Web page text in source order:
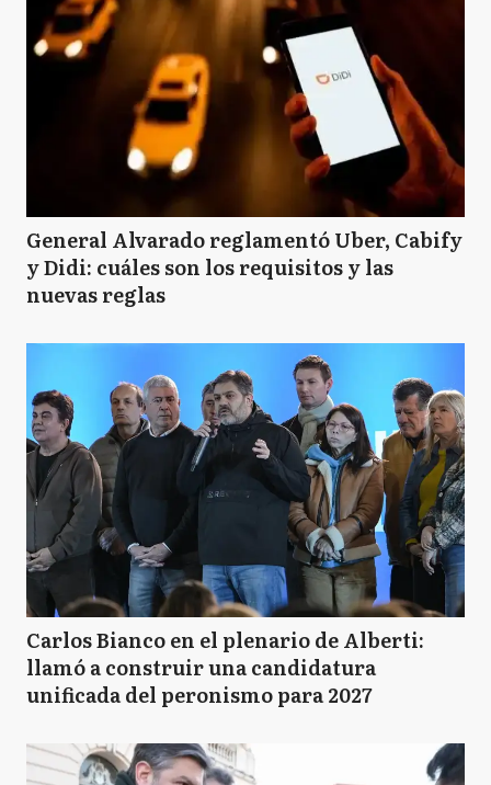
General Alvarado reglamentó Uber, Cabify
y Didi: cuáles son los requisitos y las
nuevas reglas
Carlos Bianco en el plenario de Alberti:
llamó a construir una candidatura
unificada del peronismo para 2027